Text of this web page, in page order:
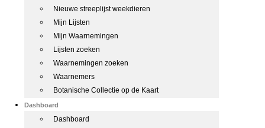
Nieuwe streeplijst weekdieren
Mijn Lijsten
Mijn Waarnemingen
Lijsten zoeken
Waarnemingen zoeken
Waarnemers
Botanische Collectie op de Kaart
Dashboard
Dashboard